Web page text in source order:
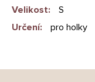
Velikost:
S
Určení: pro holky